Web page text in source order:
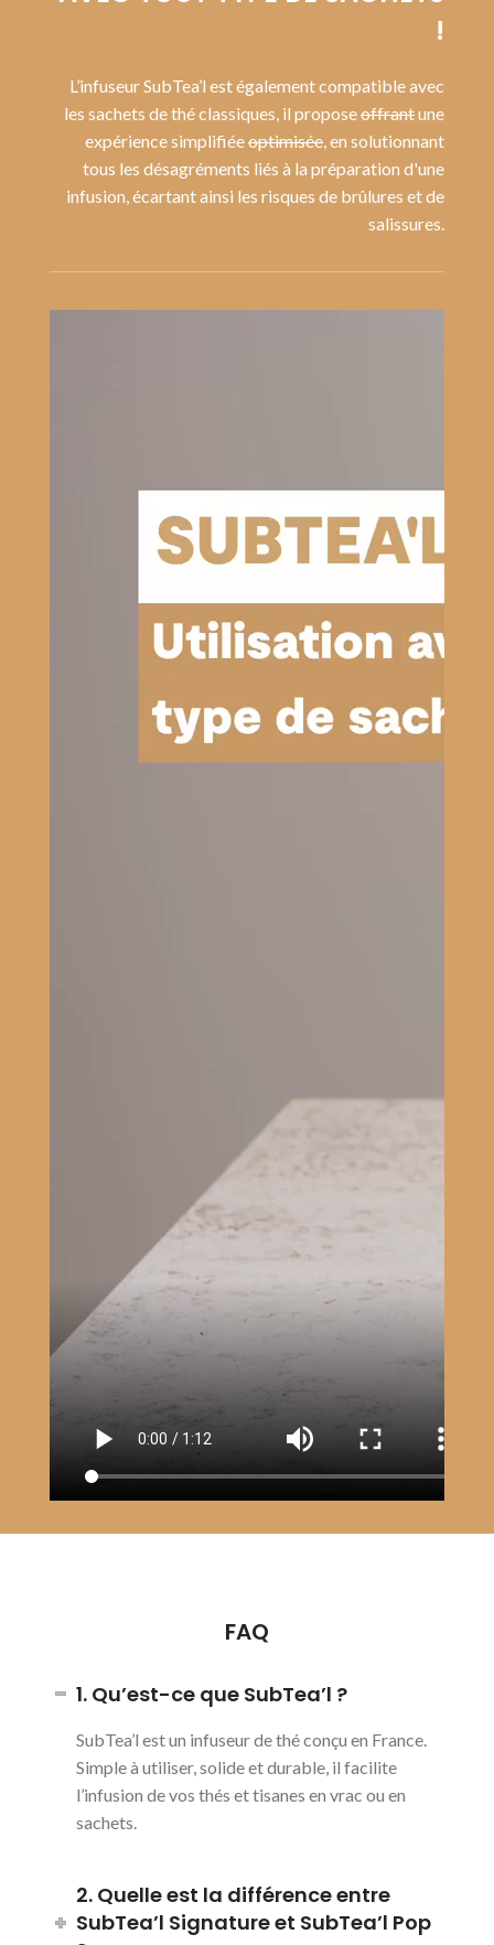
!
L’infuseur SubTea’l est également compatible avec
les sachets de thé classiques, il proposeoffrantune
expérience simplifiéeoptimisée, en solutionnant
tous les désagréments liés à la préparation d'une
infusion, écartant ainsi les risques de brûlures et de
salissures.
FAQ
1. Qu’est-ce que SubTea’l ?
SubTea’l est un infuseur de thé conçu en France.
Simple à utiliser, solide et durable, il facilite
l’infusion de vos thés et tisanes en vrac ou en
sachets.
2. Quelle est la différence entre
SubTea’l Signature et SubTea’l Pop